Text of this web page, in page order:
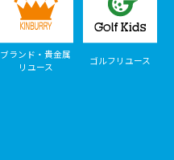
ブランド・貴金属
リユース
ゴルフリユース